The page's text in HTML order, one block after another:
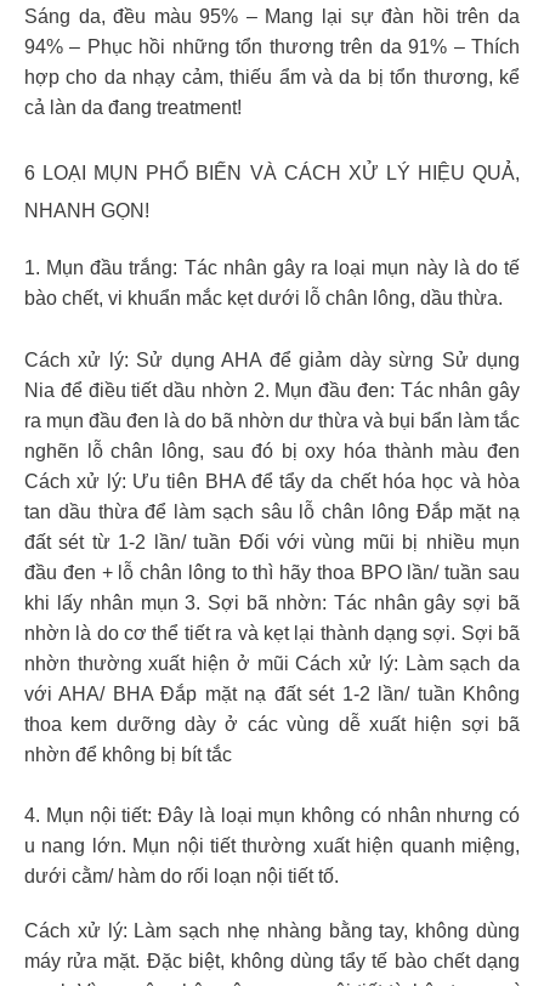
Sáng da, đều màu 95% – Mang lại sự đàn hồi trên da
94% – Phục hồi những tổn thương trên da 91% – Thích
hợp cho da nhạy cảm, thiếu ẩm và da bị tổn thương, kể
cả làn da đang treatment!
6 LOẠI MỤN PHỔ BIẾN VÀ CÁCH XỬ LÝ HIỆU QUẢ,
NHANH GỌN!
1. Mụn đầu trắng: Tác nhân gây ra loại mụn này là do tế
bào chết, vi khuẩn mắc kẹt dưới lỗ chân lông, dầu thừa.
Cách xử lý: Sử dụng AHA để giảm dày sừng Sử dụng
Nia để điều tiết dầu nhờn 2. Mụn đầu đen: Tác nhân gây
ra mụn đầu đen là do bã nhờn dư thừa và bụi bẩn làm tắc
nghẽn lỗ chân lông, sau đó bị oxy hóa thành màu đen
Cách xử lý: Ưu tiên BHA để tẩy da chết hóa học và hòa
tan dầu thừa để làm sạch sâu lỗ chân lông Đắp mặt nạ
đất sét từ 1-2 lần/ tuần Đối với vùng mũi bị nhiều mụn
đầu đen + lỗ chân lông to thì hãy thoa BPO lần/ tuần sau
khi lấy nhân mụn 3. Sợi bã nhờn: Tác nhân gây sợi bã
nhờn là do cơ thể tiết ra và kẹt lại thành dạng sợi. Sợi bã
nhờn thường xuất hiện ở mũi Cách xử lý: Làm sạch da
với AHA/ BHA Đắp mặt nạ đất sét 1-2 lần/ tuần Không
thoa kem dưỡng dày ở các vùng dễ xuất hiện sợi bã
nhờn để không bị bít tắc
4. Mụn nội tiết: Đây là loại mụn không có nhân nhưng có
u nang lớn. Mụn nội tiết thường xuất hiện quanh miệng,
dưới cằm/ hàm do rối loạn nội tiết tố.
Cách xử lý: Làm sạch nhẹ nhàng bằng tay, không dùng
máy rửa mặt. Đặc biệt, không dùng tẩy tế bào chết dạng